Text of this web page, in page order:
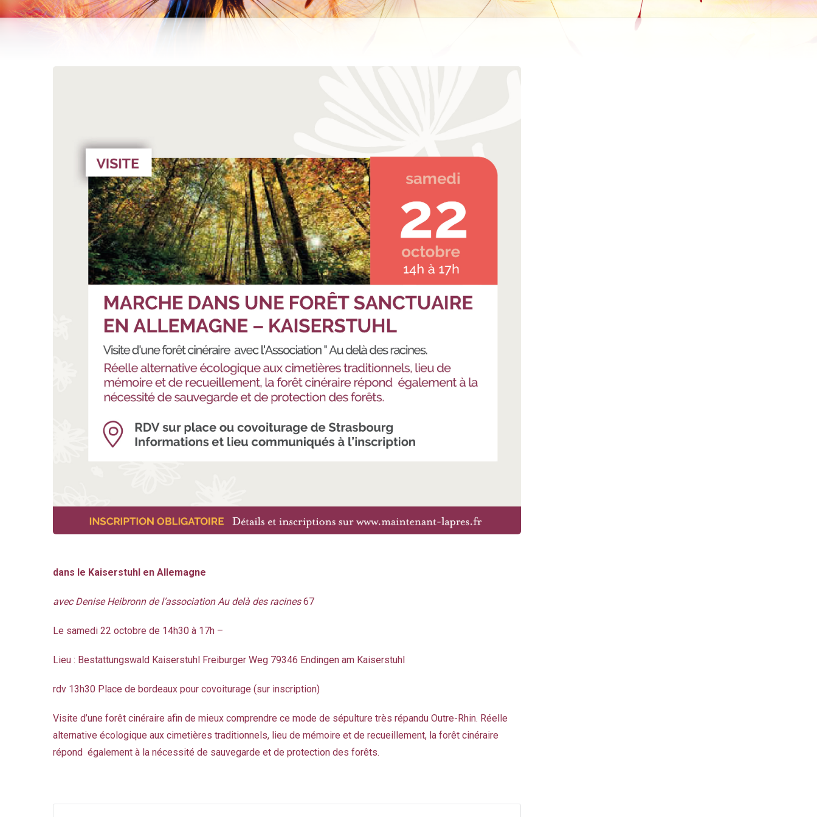
dans le Kaiserstuhl en Allemagne
avec Denise Heibronn de l’association Au delà des racines67
Le samedi 22 octobre de 14h30 à 17h –
Lieu : Bestattungswald Kaiserstuhl Freiburger Weg 79346 Endingen am Kaiserstuhl
rdv 13h30 Place de bordeaux pour covoiturage (sur inscription)
Visite d’une forêt cinéraire afin de mieux comprendre ce mode de sépulture très répandu Outre-Rhin. Réelle
alternative écologique aux cimetières traditionnels, lieu de mémoire et de recueillement, la forêt cinéraire
répond également à la nécessité de sauvegarde et de protection des forêts.